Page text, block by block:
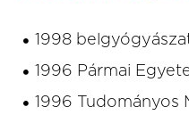
1998
1996 Pármai
1996